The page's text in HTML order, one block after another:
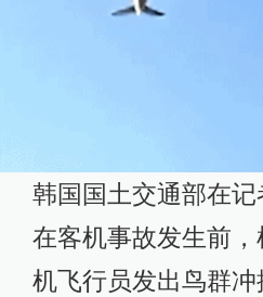
韩国国土交通部在
在客机事故发生前
机飞行员发出鸟群